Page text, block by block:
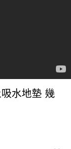
吸水地墊 幾